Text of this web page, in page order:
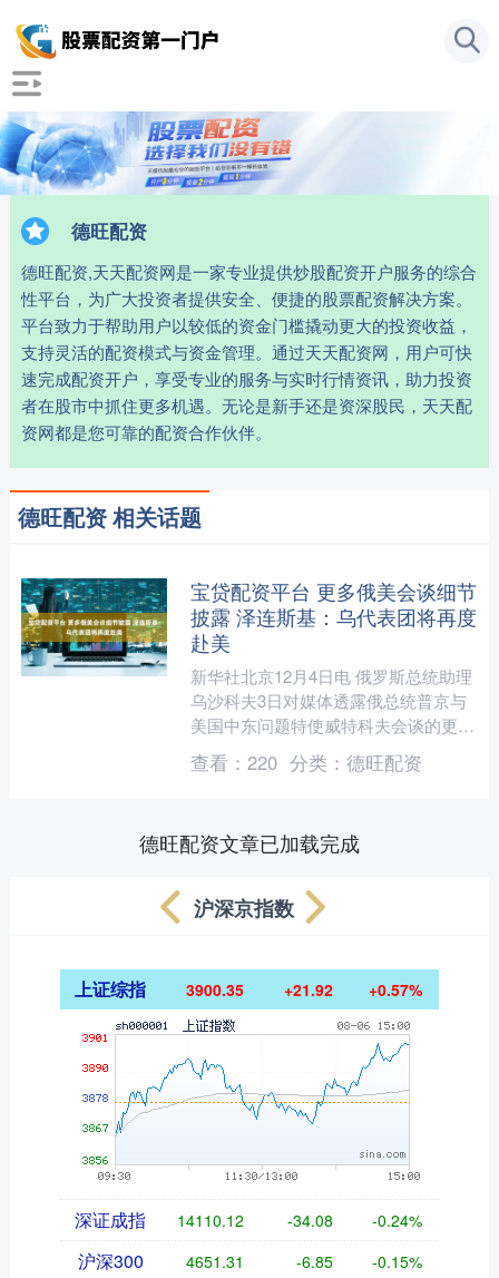
德旺配资
德旺配资,天天配资网是一家专业提供炒股配资开户服务的综合
性平台，为广大投资者提供安全、便捷的股票配资解决方案。
平台致力于帮助用户以较低的资金门槛撬动更大的投资收益，
支持灵活的配资模式与资金管理。通过天天配资网，用户可快
速完成配资开户，享受专业的服务与实时行情资讯，助力投资
者在股市中抓住更多机遇。无论是新手还是资深股民，天天配
资网都是您可靠的配资合作伙伴。
德旺配资 相关话题
宝贷配资平台 更多俄美会谈细节
披露 泽连斯基：乌代表团将再度
赴美
新华社北京12月4日电 俄罗斯总统助理
乌沙科夫3日对媒体透露俄总统普京与
美国中东问题特使威特科夫会谈的更多
细节，并表示俄方目前只与美国就乌克
兰问题进行了谈判。同....
查看： 220 分类： 德旺配资
德旺配资文章已加载完成
沪深京指数
上证综指 3900.35 +21.92 +0.57%
深证成指 14110.12 -34.08 -0.24%
沪深300 4651.31 -6.85 -0.15%